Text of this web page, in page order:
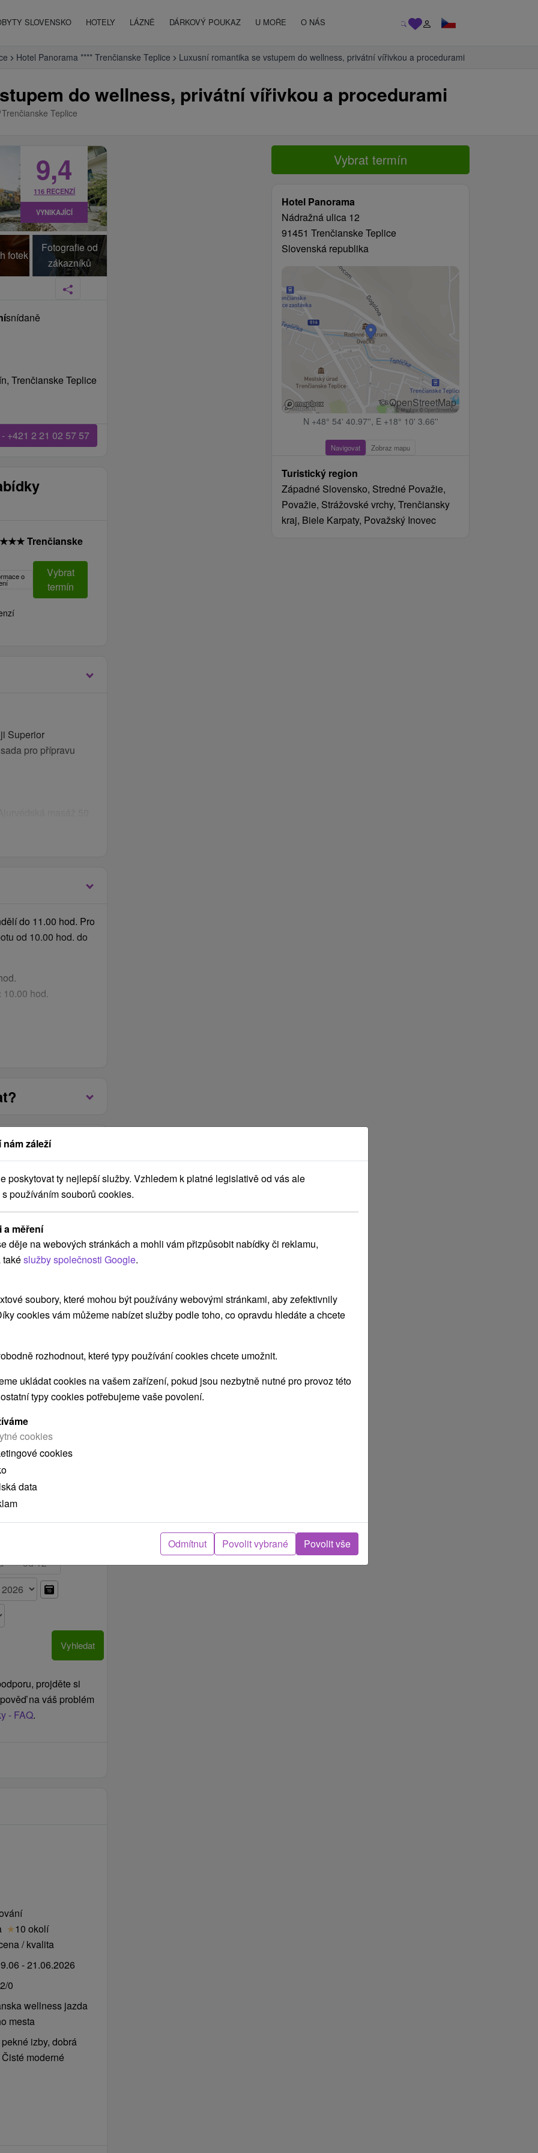
SLOVENSKO HOTELY LÁZNĚ DÁRKOVÝ POUKAZ U MOŘE O NÁS
Hotel Panorama **** Trenčianske Teplice Luxusní romantika se vstupem do wellness, privátní vířivkou a procedurami
do wellness, privátní vířivkou a procedurami
Trenčianske Teplice
Vybrat termín
Hotel Panorama
Nádražná ulica 12
91451 Trenčianske Teplice
Slovenská republika
© OpenStreetMap
N +48° 54' 40.97'', E +18° 10' 3.66''
Navigovat Zobraz mapu
Turistický region
Západné Slovensko, Stredné Považie,
Považie, Strážovské vrchy, Trenčiansky
kraj, Biele Karpaty, Považský Inovec
fotek
Fotografie od
zákazníků
9,4
116 RECENZÍ
VYNIKAJÍCÍ
snídaně
Trenčianske Teplice
+421 2 21 02 57 57
★★★Trenčianske
o
Vybrat
termín
Superior
pro přípravu
ovocem
Teplice
svět.
u hotelu (10 míst,
parkoviště 50 m od
10 € / noc, dítě od
€ / noc
noc zahŕňa
bazéna a sáun.
do 11.00 hod. Pro
od 10.00 hod. do
10.00 hod.
speciality
speciality a
obědy formou á la
placené.
poplatek.
Jan
2027 2027 2027 2027 2027
3,021.00 KčVybrat termín
»
Vyhledat
projděte si
na váš problém
- FAQ.
★10 okolí
/ kvalita
- 21.06.2026
2/0
wellness jazda
mesta
izby, dobrá
moderné
záleží
poskytovat ty nejlepší služby. Vzhledem k platné legislativě od vás ale
používáním souborů cookies.
a měření
děje na webových stránkách a mohli vám přizpůsobit nabídky či reklamu,
takéslužby společnosti Google.
soubory, které mohou být používány webovými stránkami, aby zefektivnily
cookies vám můžeme nabízet služby podle toho, co opravdu hledáte a chcete
rozhodnout, které typy používání cookies chcete umožnit.
ukládat cookies na vašem zařízení, pokud jsou nezbytně nutné pro provoz této
typy cookies potřebujeme vaše povolení.
cookies
cookies
data
Odmítnut Povolit vybrané Povolit vše